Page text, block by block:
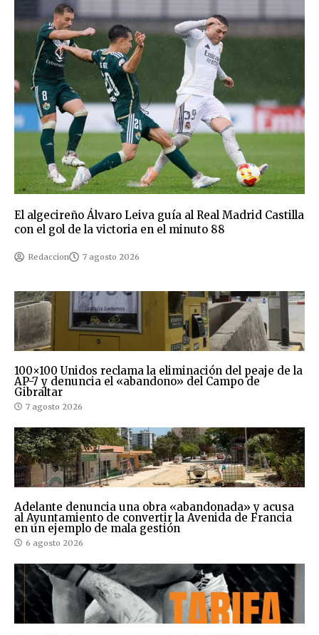
El algecireño Álvaro Leiva guía al Real Madrid Castilla
con el gol de la victoria en el minuto 88
Redaccion 7 agosto 2026
100×100 Unidos reclama la eliminación del peaje de la
AP-7 y denuncia el «abandono» del Campo de
Gibraltar
7 agosto 2026
Adelante denuncia una obra «abandonada» y acusa
al Ayuntamiento de convertir la Avenida de Francia
en un ejemplo de mala gestión
6 agosto 2026